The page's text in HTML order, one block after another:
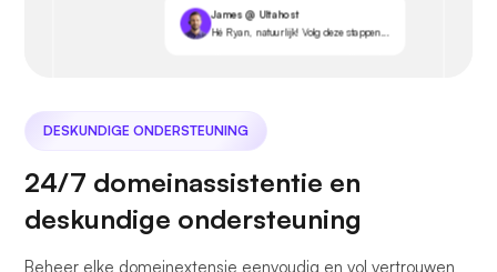
James @ Ultahost
Hé Ryan, natuurlijk! Volg deze stappen...
DESKUNDIGE ONDERSTEUNING
24/7 domeinassistentie en
deskundige ondersteuning
Beheer elke domeinextensie eenvoudig en vol vertrouwen